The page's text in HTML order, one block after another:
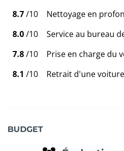
8.7/10
Nettoyage en
8.0/10
Service au bureau
7.8/10
Prise en charge du
8.1 /10 Retrait d'une
BUDGET